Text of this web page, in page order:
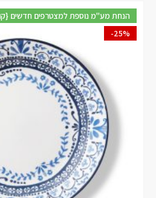
{BF17 קופון} הנחת מע"מ נוספת למצטרפים חדשים
-25%